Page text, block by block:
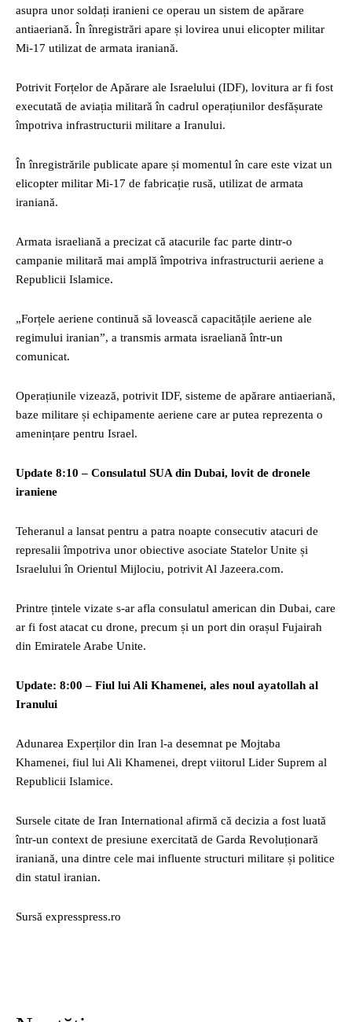
asupra unor soldați iranieni ce operau un sistem de apărare
antiaeriană. În înregistrări apare și lovirea unui elicopter militar
Mi-17 utilizat de armata iraniană.
Potrivit Forțelor de Apărare ale Israelului (IDF), lovitura ar fi fost
executată de aviația militară în cadrul operațiunilor desfășurate
împotriva infrastructurii militare a Iranului.
În înregistrările publicate apare și momentul în care este vizat un
elicopter militar Mi-17 de fabricație rusă, utilizat de armata
iraniană.
Armata israeliană a precizat că atacurile fac parte dintr-o
campanie militară mai amplă împotriva infrastructurii aeriene a
Republicii Islamice.
„Forțele aeriene continuă să lovească capacitățile aeriene ale
regimului iranian”, a transmis armata israeliană într-un
comunicat.
Operațiunile vizează, potrivit IDF, sisteme de apărare antiaeriană,
baze militare și echipamente aeriene care ar putea reprezenta o
amenințare pentru Israel.
Update 8:10 – Consulatul SUA din Dubai, lovit de dronele
iraniene
Teheranul a lansat pentru a patra noapte consecutiv atacuri de
represalii împotriva unor obiective asociate Statelor Unite și
Israelului în Orientul Mijlociu, potrivit Al Jazeera.com.
Printre țintele vizate s-ar afla consulatul american din Dubai, care
ar fi fost atacat cu drone, precum și un port din orașul Fujairah
din Emiratele Arabe Unite.
Update: 8:00 – Fiul lui Ali Khamenei, ales noul ayatollah al
Iranului
Adunarea Experților din Iran l-a desemnat pe Mojtaba
Khamenei, fiul lui Ali Khamenei, drept viitorul Lider Suprem al
Republicii Islamice.
Sursele citate de Iran International afirmă că decizia a fost luată
într-un context de presiune exercitată de Garda Revoluționară
iraniană, una dintre cele mai influente structuri militare și politice
din statul iranian.
Sursă expresspress.ro